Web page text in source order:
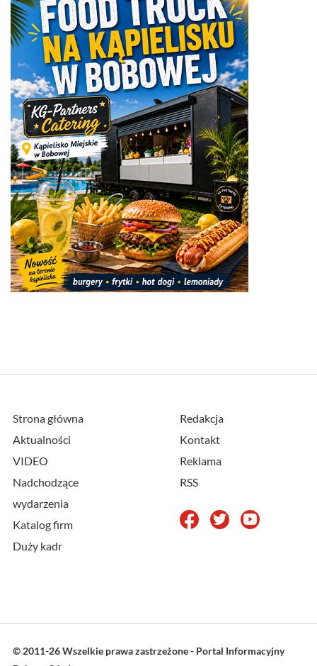
Strona główna
Aktualności
VIDEO
Nadchodzące
wydarzenia
Katalog firm
Duży kadr
Redakcja
Kontakt
Reklama
RSS
© 2011-26 Wszelkie prawa zastrzeżone - Portal Informacyjny